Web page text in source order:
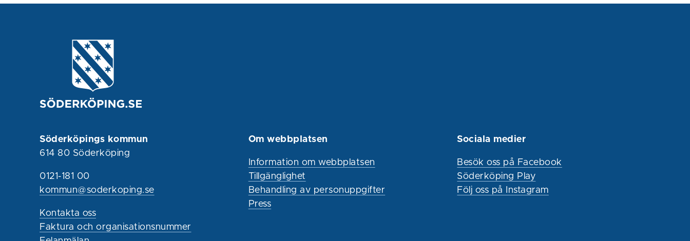
Söderköpings kommun
614 80 Söderköping
0121-181 00
kommun@soderkoping.se
Kontakta oss
Faktura och organisationsnummer
Om webbplatsen
Information om webbplatsen
Tillgänglighet
Behandling av personuppgifter
Press
Sociala medier
Besök oss på Facebook
Söderköping Play
Följ oss på Instagram